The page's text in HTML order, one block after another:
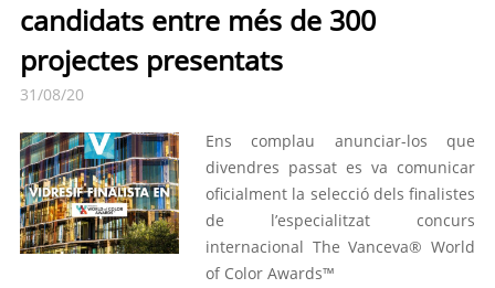
candidats entre més de 300
projectes presentats
31/08/20
Ens complau anunciar-los que
divendres passat es va comunicar
oficialment la selecció dels finalistes
de l’especialitzat concurs
internacional The Vanceva® World
of Color Awards™